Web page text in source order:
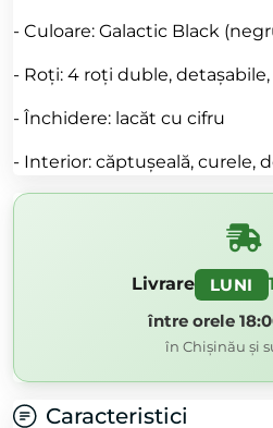
- Culoare: Galactic Black
- Roți: 4 roți duble,
- Închidere: lacăt cu cifru
- Interior: căptușeală, curele,
Livrare LUNI
între orele
în Chișinău și
Caracteristici